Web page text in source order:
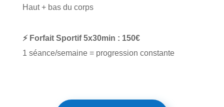
Haut + bas du corps
⚡ Forfait Sportif 5x30min : 150€
1 séance/semaine = progression constante